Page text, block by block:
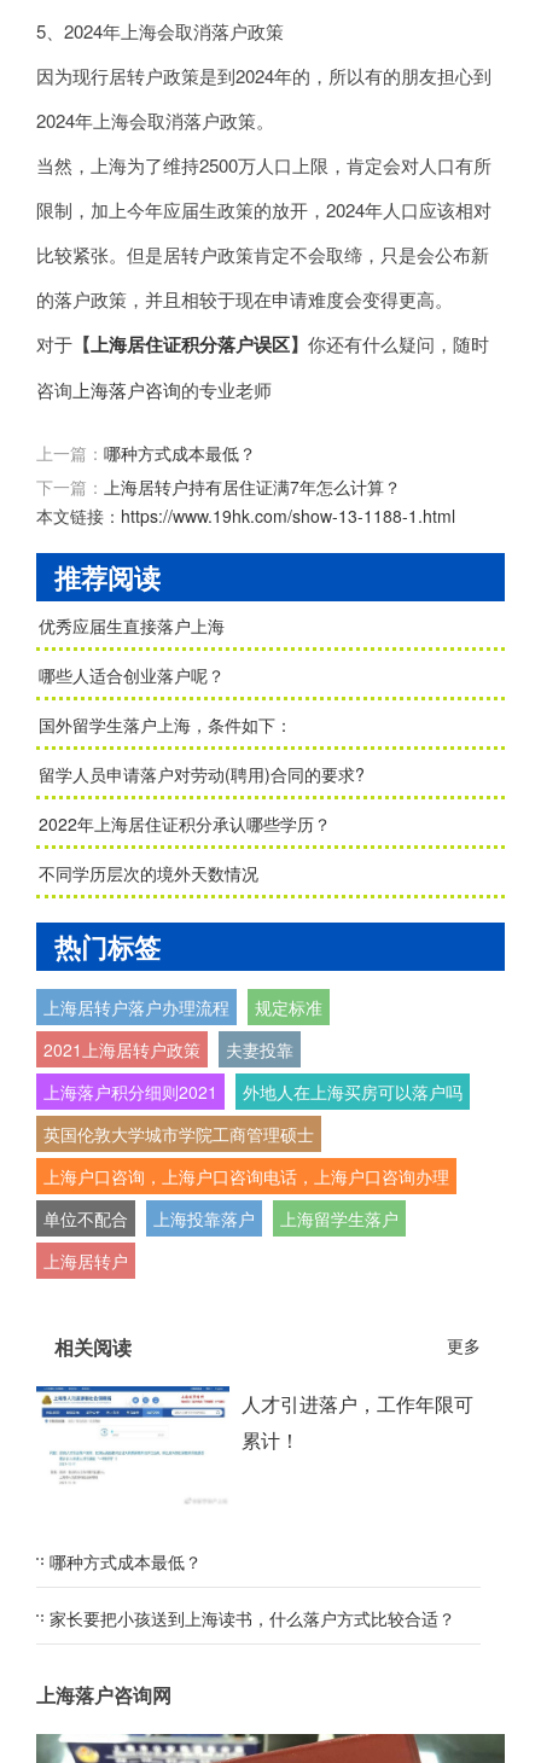
5、2024年上海会取消落户政策
因为现行居转户政策是到2024年的，所以有的朋友担心到
2024年上海会取消落户政策。
当然，上海为了维持2500万人口上限，肯定会对人口有所
限制，加上今年应届生政策的放开，2024年人口应该相对
比较紧张。但是居转户政策肯定不会取缔，只是会公布新
的落户政策，并且相较于现在申请难度会变得更高。
对于 【上海居住证积分落户误区】 你还有什么疑问，随时
咨询 上海落户咨询的专业老师
上一篇： 哪种方式成本最低？
下一篇： 上海居转户持有居住证满7年怎么计算？
本文链接： https://www.19hk.com/show-13-1188-1.html
推荐阅读
优秀应届生直接落户上海
哪些人适合创业落户呢？
国外留学生落户上海，条件如下：
留学人员申请落户对劳动(聘用)合同的要求?
2022年上海居住证积分承认哪些学历？
不同学历层次的境外天数情况
热门标签
上海居转户落户办理流程
规定标准
2021上海居转户政策
夫妻投靠
上海落户积分细则2021
外地人在上海买房可以落户吗
英国伦敦大学城市学院工商管理硕士
上海户口咨询，上海户口咨询电话，上海户口咨询办理
单位不配合
上海投靠落户
上海留学生落户
上海居转户
相关阅读 更多
人才引进落户，工作年限可
累计！
哪种方式成本最低？
家长要把小孩送到上海读书，什么落户方式比较合适？
上海落户咨询网